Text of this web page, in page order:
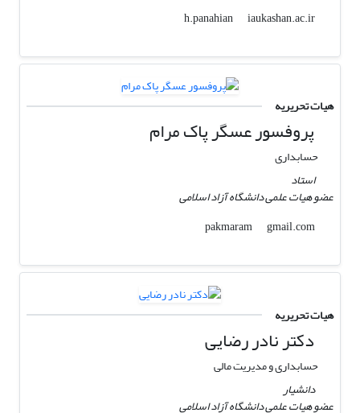
h.panahian
iaukashan.ac.ir
هیات تحریریه
پروفسور عسگر پاک مرام
حسابداری
استاد
عضو هیات علمی دانشگاه آزاد اسلامی
pakmaram
gmail.com
هیات تحریریه
دکتر نادر رضایی
حسابداری و مدیریت مالی
دانشیار
عضو هیات علمی دانشگاه آزاد اسلامی